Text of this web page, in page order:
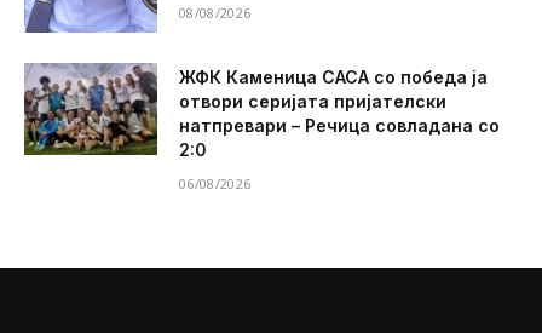
08/08/2026
ЖФК Каменица САСА со победа ја
отвори серијата пријателски
натпревари – Речица совладана со
2:0
06/08/2026